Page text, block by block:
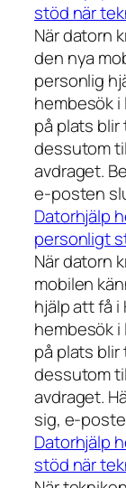
stöd när
När datorn
den nya
personlig
hembesök
på plats
dessutom
avdraget.
e-posten
Datorhjälp
personligt
När datorn
mobilen
hjälp att få i
hembesök
på plats
dessutom
avdraget.
sig, e-
Datorhjälp
stöd när